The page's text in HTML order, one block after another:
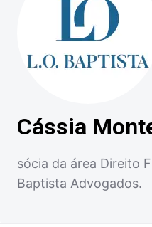
Cássia
sócia da área Direito
Baptista Advogados.